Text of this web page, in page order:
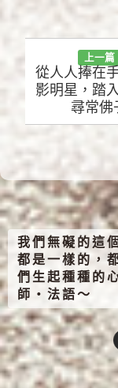
上一篇
從人人捧在
影明星，踏
尋常佛
我們無礙的這
都是一樣的，
們生起種種的
師‧法語～